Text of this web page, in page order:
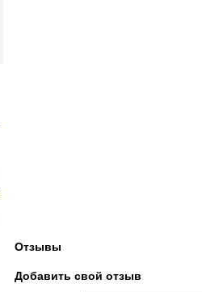
Отзывы
Добавить свой отзыв